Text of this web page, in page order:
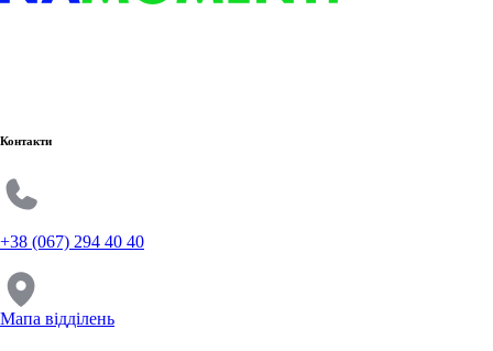
Контакти
+38 (067) 294 40 40
Мапа відділень